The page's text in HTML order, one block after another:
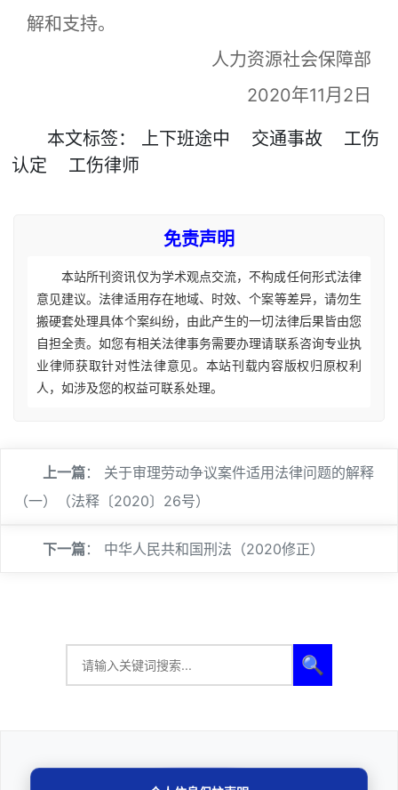
解和支持。
人力资源社会保障部
2020年11月2日
本文标签： 上下班途中 交通事故
工伤
认定
工伤律师
免责声明
本站所刊资讯仅为学术观点交流，不构成任何形式法律
意见建议。法律适用存在地域、时效、个案等差异，请勿生
搬硬套处理具体个案纠纷，由此产生的一切法律后果皆由您
自担全责。如您有相关法律事务需要办理请联系咨询专业执
业律师获取针对性法律意见。本站刊载内容版权归原权利
人，如涉及您的权益可联系处理。
上一篇： 关于审理劳动争议案件适用法律问题的解释
（一）（法释〔2020〕26号）
下一篇： 中华人民共和国刑法（2020修正）
🔍